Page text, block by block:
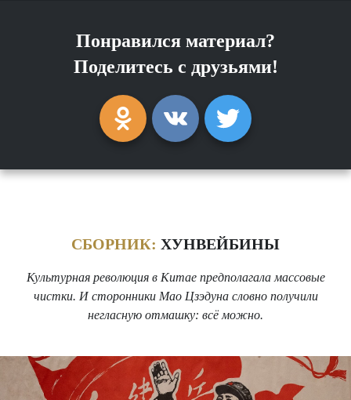
Понравился материал?
Поделитесь с друзьями!
СБОРНИК: ХУНВЕЙБИНЫ
Культурная революция в Китае предполагала массовые
чистки. И сторонники Мао Цзэдуна словно получили
негласную отмашку: всё можно.